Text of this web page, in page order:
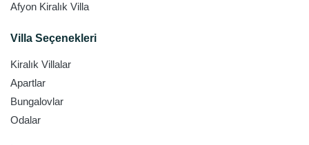
Afyon Kiralık Villa
Villa Seçenekleri
Kiralık Villalar
Apartlar
Bungalovlar
Odalar